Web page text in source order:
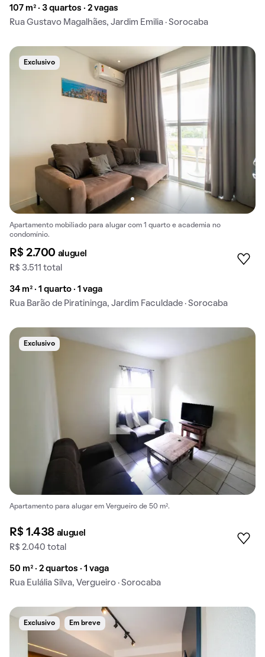
107 m² · 3 quartos · 2 vagas
Rua Gustavo Magalhães, Jardim Emilia · Sorocaba
Exclusivo
Apartamento mobiliado para alugar com 1 quarto e academia no
condomínio.
R$ 2.700 aluguel
R$ 3.511 total
34 m² · 1 quarto · 1 vaga
Rua Barão de Piratininga, Jardim Faculdade · Sorocaba
Exclusivo
Apartamento para alugar em Vergueiro de 50 m².
R$ 1.438 aluguel
R$ 2.040 total
50 m² · 2 quartos · 1 vaga
Rua Eulália Silva, Vergueiro · Sorocaba
Exclusivo Em breve